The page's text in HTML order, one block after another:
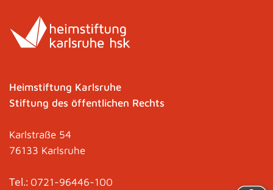
Heimstiftung Karlsruhe
Stiftung des öffentlichen Rechts
Karlstraße 54
76133 Karlsruhe
Tel.: 0721-96446-100